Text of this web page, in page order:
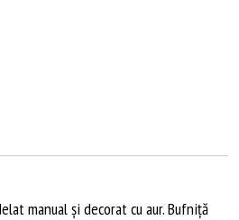
manual și decorat cu aur. Bufniță